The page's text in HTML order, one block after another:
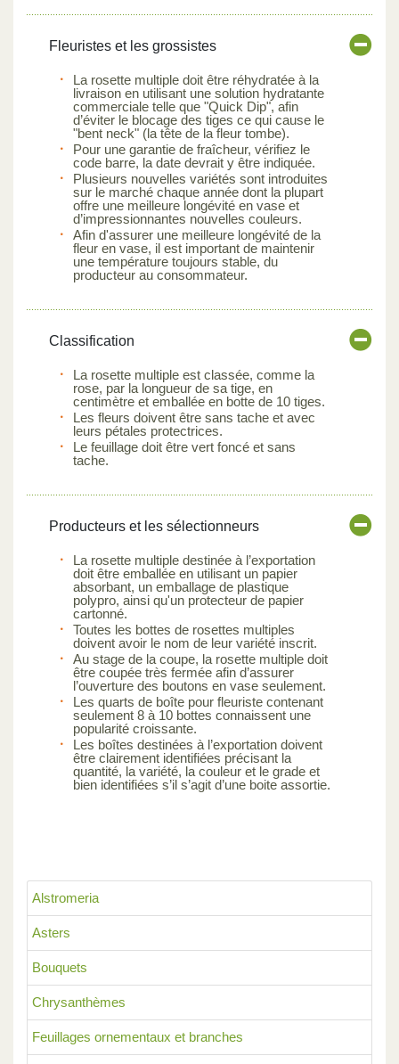
Alstromeria
Asters
Bouquets
Chrysanthèmes
Feuillages ornementaux et branches
Fleuristes et les grossistes
La rosette multiple doit être réhydratée à la
livraison en utilisant une solution hydratante
commerciale telle que "Quick Dip", afin
d’éviter le blocage des tiges ce qui cause le
"bent neck" (la tête de la fleur tombe).
Pour une garantie de fraîcheur, vérifiez le
code barre, la date devrait y être indiquée.
Plusieurs nouvelles variétés sont introduites
sur le marché chaque année dont la plupart
offre une meilleure longévité en vase et
d’impressionnantes nouvelles couleurs.
Afin d'assurer une meilleure longévité de la
fleur en vase, il est important de maintenir
une température toujours stable, du
producteur au consommateur.
Classification
La rosette multiple est classée, comme la
rose, par la longueur de sa tige, en
centimètre et emballée en botte de 10 tiges.
Les fleurs doivent être sans tache et avec
leurs pétales protectrices.
Le feuillage doit être vert foncé et sans
tache.
Producteurs et les sélectionneurs
La rosette multiple destinée à l’exportation
doit être emballée en utilisant un papier
absorbant, un emballage de plastique
polypro, ainsi qu'un protecteur de papier
cartonné.
Toutes les bottes de rosettes multiples
doivent avoir le nom de leur variété inscrit.
Au stage de la coupe, la rosette multiple doit
être coupée très fermée afin d’assurer
l’ouverture des boutons en vase seulement.
Les quarts de boîte pour fleuriste contenant
seulement 8 à 10 bottes connaissent une
popularité croissante.
Les boîtes destinées à l’exportation doivent
être clairement identifiées précisant la
quantité, la variété, la couleur et le grade et
bien identifiées s’il s’agit d’une boite assortie.